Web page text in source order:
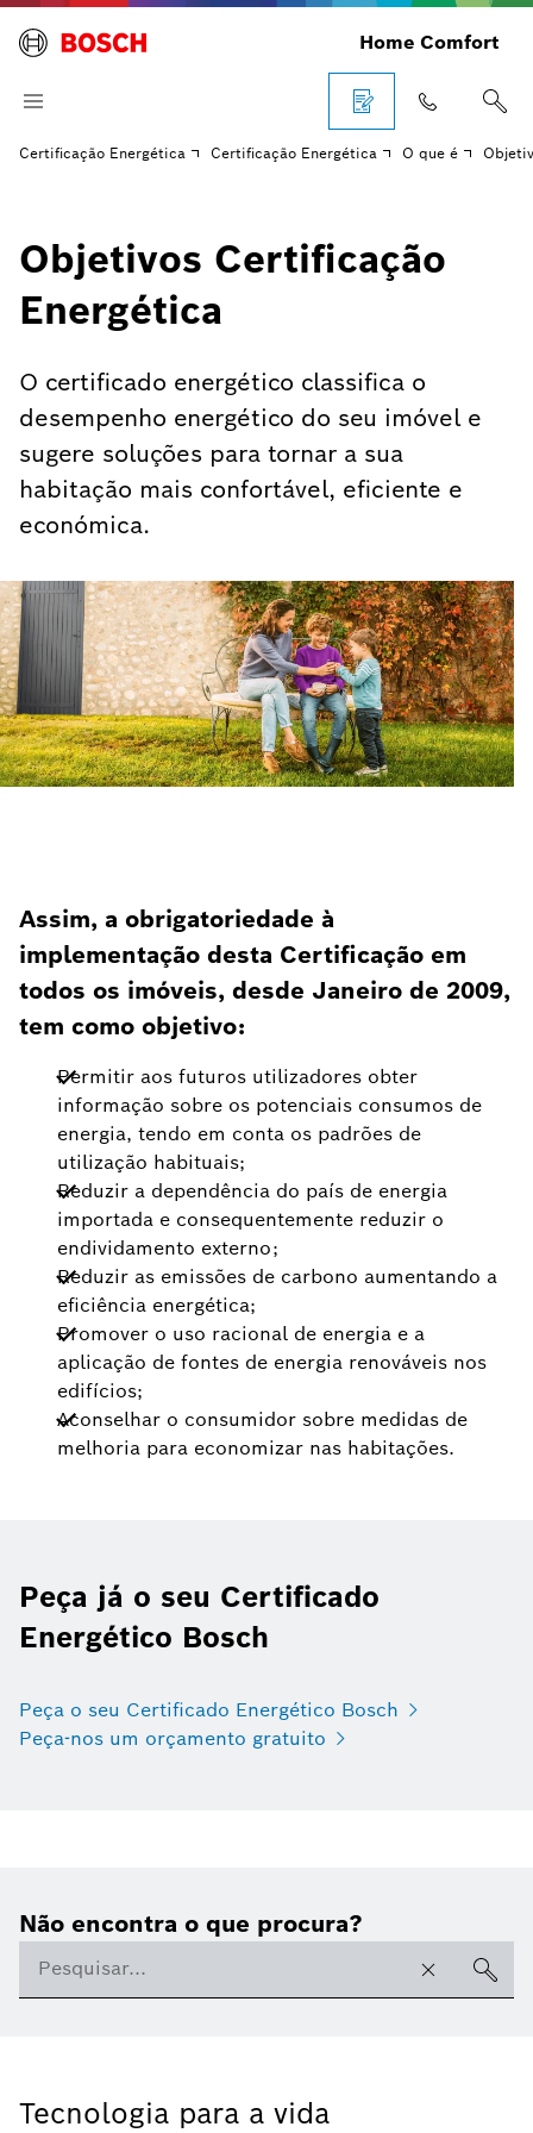
Home Comfort
Certificação Energética Certificação Energética O que é
Objetivos Certificação
Energética
O certificado energético classifica o
desempenho energético do seu imóvel e
sugere soluções para tornar a sua
habitação mais confortável, eficiente e
económica.
Assim, a obrigatoriedade à
implementação desta Certificação em
todos os imóveis, desde Janeiro de 2009,
tem como objetivo:
Permitir aos futuros utilizadores obter
informação sobre os potenciais consumos de
energia, tendo em conta os padrões de
utilização habituais;
Reduzir a dependência do país de energia
importada e consequentemente reduzir o
endividamento externo;
Reduzir as emissões de carbono aumentando a
eficiência energética;
Promover o uso racional de energia e a
aplicação de fontes de energia renováveis nos
edifícios;
Aconselhar o consumidor sobre medidas de
melhoria para economizar nas habitações.
Peça já o seu Certificado
Energético Bosch
Peça o seu Certificado Energético Bosch
Peça-nos um orçamento gratuito
Não encontra o que procura?
Tecnologia para a vida